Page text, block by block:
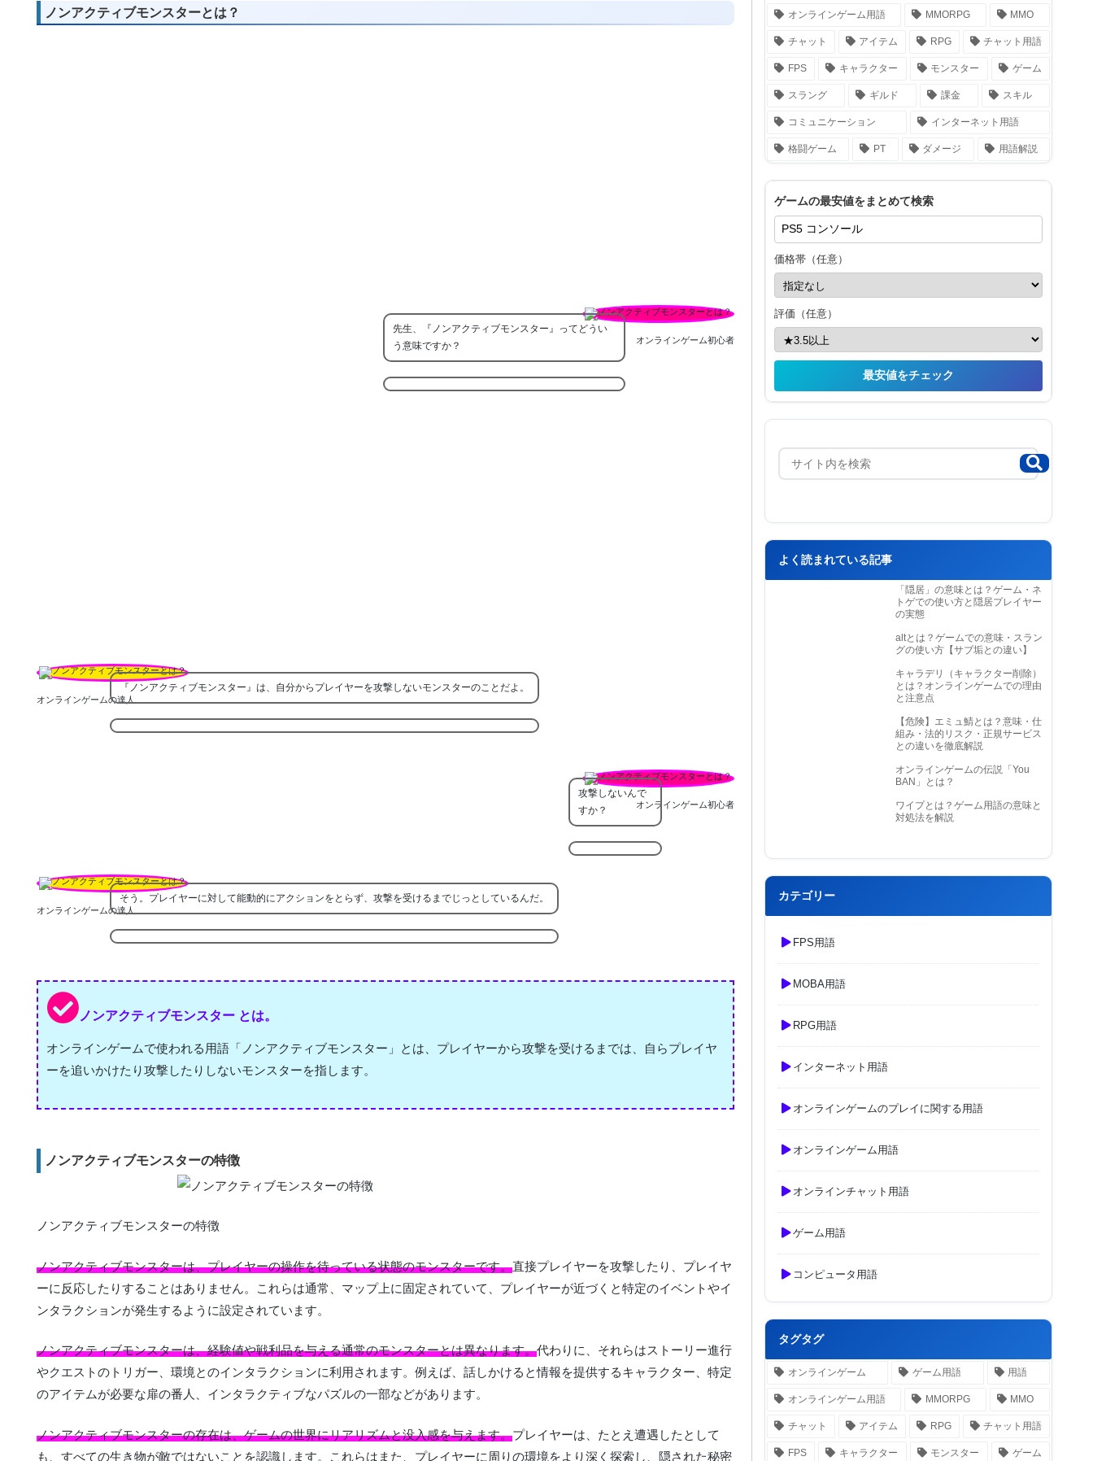
ノンアクティブモンスターとは？
オンラインゲーム初心者
先生、『ノンアクティブモンスター』ってどうい
う意味ですか？
オンラインゲームの達人
『ノンアクティブモンスター』は、自分からプレイヤーを攻撃しないモンスターのことだよ。
オンラインゲーム初心者
攻撃しないんで
すか？
オンラインゲームの達人
そう。プレイヤーに対して能動的にアクションをとらず、攻撃を受けるまでじっとしているんだ。
ノンアクティブモンスター とは。
オンラインゲームで使われる用語「ノンアクティブモンスター」とは、プレイヤーから攻撃を受けるまでは、自らプレイヤ
ーを追いかけたり攻撃したりしないモンスターを指します。
ノンアクティブモンスターの特徴
ノンアクティブモンスターの特徴
ノンアクティブモンスターは、プレイヤーの操作を待っている状態のモンスターです。直接プレイヤーを攻撃したり、プレイヤ
ーに反応したりすることはありません。これらは通常、マップ上に固定されていて、プレイヤーが近づくと特定のイベントやイ
ンタラクションが発生するように設定されています。
ノンアクティブモンスターは、経験値や戦利品を与える通常のモンスターとは異なります。代わりに、それらはストーリー進行
やクエストのトリガー、環境とのインタラクションに利用されます。例えば、話しかけると情報を提供するキャラクター、特定
のアイテムが必要な扉の番人、インタラクティブなパズルの一部などがあります。
ノンアクティブモンスターの存在は、ゲームの世界にリアリズムと没入感を与えます。プレイヤーは、たとえ遭遇したとして
も、すべての生き物が敵ではないことを認識します。これらはまた、プレイヤーに周りの環境をより深く探索し、隠された秘密
オンラインゲーム用語 MMORPG MMO
チャット アイテム RPG チャット用語
FPS キャラクター モンスター ゲーム
スラング ギルド 課金 スキル
コミュニケーション インターネット用語
格闘ゲーム PT ダメージ 用語解説
ゲームの最安値をまとめて検索
価格帯（任意）
評価（任意）
最安値をチェック
よく読まれている記事
「隠居」の意味とは？ゲーム・ネ
トゲでの使い方と隠居プレイヤー
の実態
altとは？ゲームでの意味・スラン
グの使い方【サブ垢との違い】
キャラデリ（キャラクター削除）
とは？オンラインゲームでの理由
と注意点
【危険】エミュ鯖とは？意味・仕
組み・法的リスク・正規サービス
との違いを徹底解説
オンラインゲームの伝説「You
BAN」とは？
ワイプとは？ゲーム用語の意味と
対処法を解説
カテゴリー
FPS用語
MOBA用語
RPG用語
インターネット用語
オンラインゲームのプレイに関する用語
オンラインゲーム用語
オンラインチャット用語
ゲーム用語
コンピュータ用語
タグタグ
オンラインゲーム ゲーム用語 用語
オンラインゲーム用語 MMORPG MMO
チャット アイテム RPG チャット用語
FPS キャラクター モンスター ゲーム